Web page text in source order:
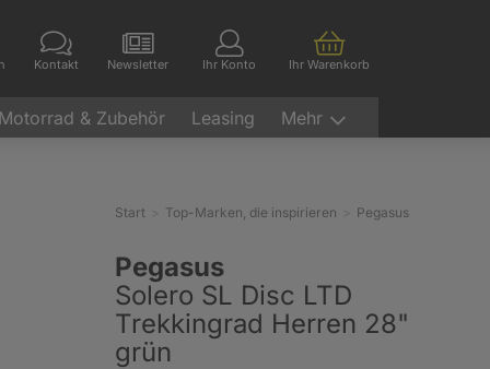
Kontakt Newsletter Ihr Konto Ihr Warenkorb
Motorrad & Zubehör Leasing Mehr
Start Top-Marken, die inspirieren Pegasus
Pegasus
Solero SL Disc LTD
Trekkingrad Herren 28"
grün